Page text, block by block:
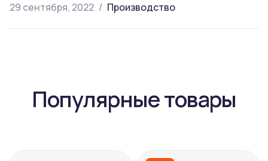
29 сентября, 2022 Производство
Популярные товары